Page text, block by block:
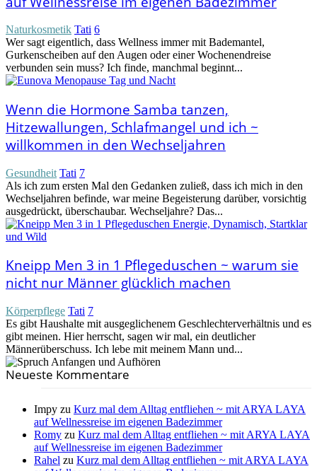
Naturkosmetik Tati 6
Wer sagt eigentlich, dass Wellness immer mit Bademantel,
Gurkenscheiben auf den Augen oder einer Wochenendreise
verbunden sein muss? Ich finde, manchmal beginnt...
Wenn die Hormone Samba tanzen,
Hitzewallungen, Schlafmangel und ich ~
willkommen in den Wechseljahren
Gesundheit Tati 7
Als ich zum ersten Mal den Gedanken zuließ, dass ich mich in den
Wechseljahren befinde, war meine Begeisterung darüber, vorsichtig
ausgedrückt, überschaubar. Wechseljahre? Das...
Kneipp Men 3 in 1 Pflegeduschen ~ warum sie
nicht nur Männer glücklich machen
Körperpflege Tati 7
Es gibt Haushalte mit ausgeglichenem Geschlechterverhältnis und es
gibt meinen. Hier herrscht, sagen wir mal, ein deutlicher
Männerüberschuss. Ich lebe mit meinem Mann und...
Neueste Kommentare
Impy zu Kurz mal dem Alltag entfliehen ~ mit ARYA LAYA
auf Wellnessreise im eigenen Badezimmer
Romy zu Kurz mal dem Alltag entfliehen ~ mit ARYA LAYA
auf Wellnessreise im eigenen Badezimmer
Rahel zu Kurz mal dem Alltag entfliehen ~ mit ARYA LAYA